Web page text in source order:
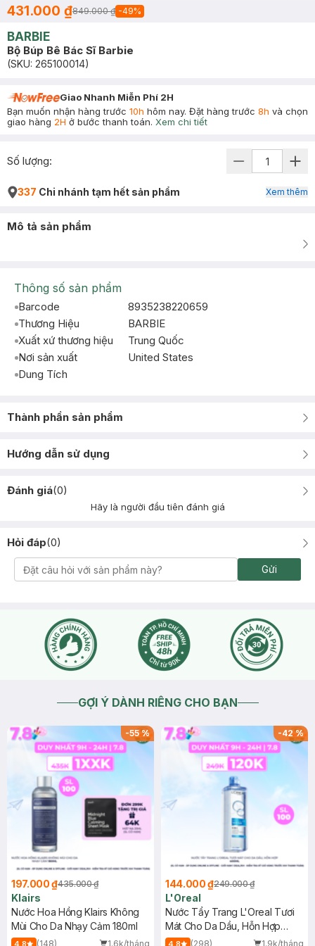
431.000 ₫849.000 ₫ -49%
BARBIE
Bộ Búp Bê Bác Sĩ Barbie
(SKU: 265100014)
Giao Nhanh Miễn Phí 2H
Bạn muốn nhận hàng trước 10h hôm nay. Đặt hàng trước 8h và chọn
giao hàng 2H ở bước thanh toán. Xem chi tiết
Số lượng:
337 Chi nhánh tạm hết sản phẩm Xem thêm
Mô tả sản phẩm
Thông số sản phẩm
Barcode
8935238220659
Thương Hiệu
BARBIE
Xuất xứ thương hiệu
Trung Quốc
Nơi sản xuất
United States
Dung Tích
Thành phần sản phẩm
Hướng dẫn sử dụng
Đánh giá(0)
Hãy là người đầu tiên đánh giá
Hỏi đáp(0)
Gửi
GỢI Ý DÀNH RIÊNG CHO BẠN
-55%
197.000 ₫435.000 ₫
Klairs
Nước Hoa Hồng Klairs Không
Mùi Cho Da Nhạy Cảm 180ml
4.8 (148)
1.6k/tháng
-42%
144.000 ₫249.000 ₫
L'Oreal
Nước Tẩy Trang L'Oreal Tươi
Mát Cho Da Dầu, Hỗn Hợp
400ml
4.8 (298)
1.9k/tháng